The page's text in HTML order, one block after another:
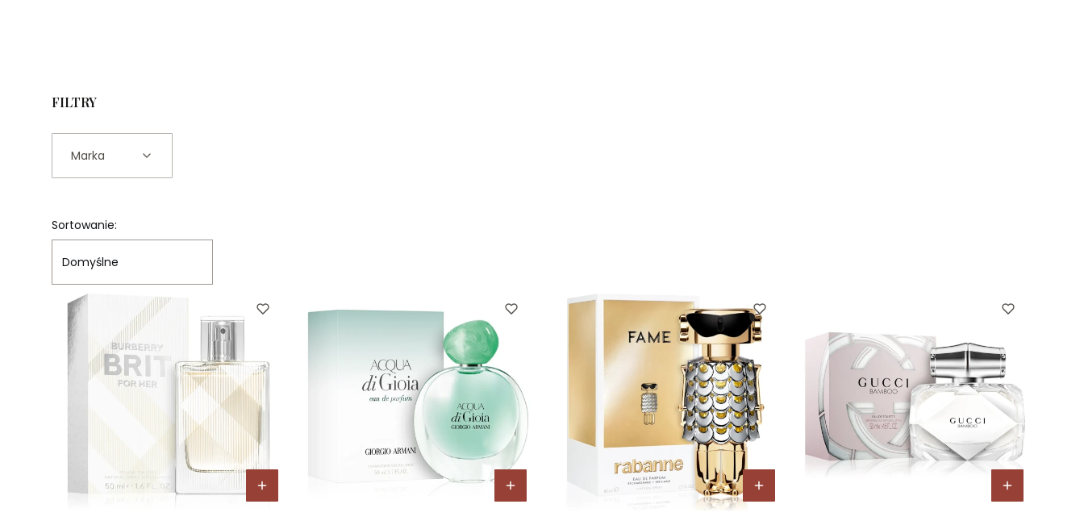
FILTRY
Marka
Lista produktów
Sortowanie:
Domyślne